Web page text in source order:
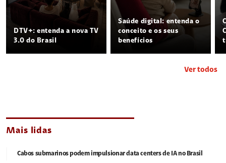
DTV+: entenda a nova TV
3.0 do Brasil
Saúde digital: entenda o
conceito e os seus
benefícios
Ver todos
Mais lidas
Cabos submarinos podem impulsionar data centers de IA no Brasil